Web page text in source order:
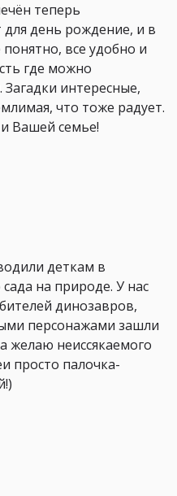
теперь
день рождение, и в
все удобно и
где можно
интересные,
что тоже радует.
Вашей семье!
деткам в
на природе. У нас
динозавров,
персонажами зашли
желаю неиссякаемого
просто палочка-